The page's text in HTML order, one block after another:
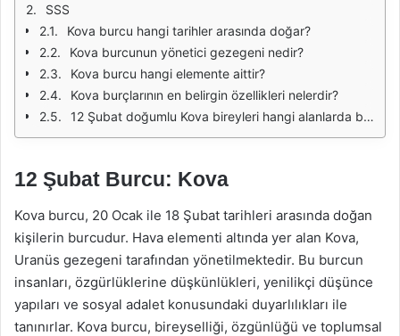
SSS
Kova burcu hangi tarihler arasında doğar?
Kova burcunun yönetici gezegeni nedir?
Kova burcu hangi elemente aittir?
Kova burçlarının en belirgin özellikleri nelerdir?
12 Şubat doğumlu Kova bireyleri hangi alanlarda başarılı olabilir?
12 Şubat Burcu: Kova
Kova burcu, 20 Ocak ile 18 Şubat tarihleri arasında doğan
kişilerin burcudur. Hava elementi altında yer alan Kova,
Uranüs gezegeni tarafından yönetilmektedir. Bu burcun
insanları, özgürlüklerine düşkünlükleri, yenilikçi düşünce
yapıları ve sosyal adalet konusundaki duyarlılıkları ile
tanınırlar. Kova burcu, bireyselliği, özgünlüğü ve toplumsal